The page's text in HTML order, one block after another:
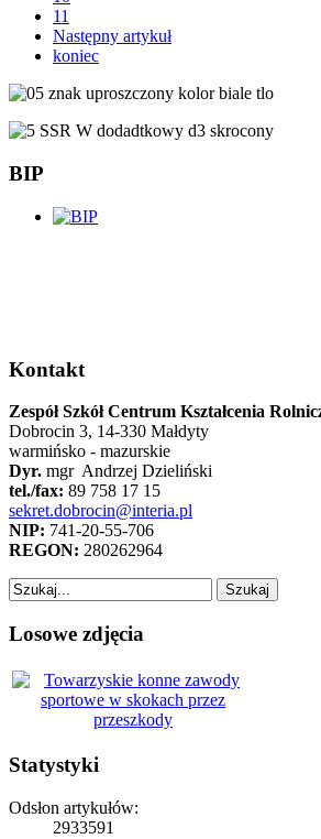
11
Następny artykuł
koniec
BIP
Kontakt
Zespół Szkół Centrum Kształcenia
Dobrocin 3, 14-330 Małdyty
warmińsko - mazurskie
Dyr. mgr Andrzej Dzieliński
tel./fax: 89 758 17 15
sekret.dobrocin@interia.pl
NIP: 741-20-55-706
REGON: 280262964
Losowe zdjęcia
Statystyki
Odsłon artykułów:
2933591